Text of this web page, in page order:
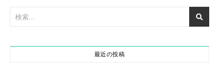
最近の投稿